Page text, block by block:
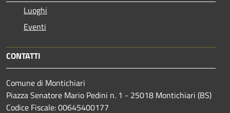
Luoghi
Eventi
CONTATTI
Comune di Montichiari
Piazza Senatore Mario Pedini n. 1 - 25018 Montichiari (BS)
Codice Fiscale: 00645400177